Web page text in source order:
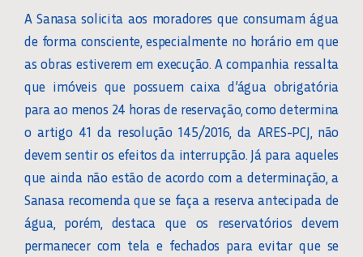
A Sanasa solicita aos moradores que consumam água
de forma consciente, especialmente no horário em que
as obras estiverem em execução. A companhia ressalta
que imóveis que possuem caixa d’água obrigatória
para ao menos 24 horas de reservação, como determina
o artigo 41 da resolução 145/2016, da ARES-PCJ, não
devem sentir os efeitos da interrupção. Já para aqueles
que ainda não estão de acordo com a determinação, a
Sanasa recomenda que se faça a reserva antecipada de
água, porém, destaca que os reservatórios devem
permanecer com tela e fechados para evitar que se